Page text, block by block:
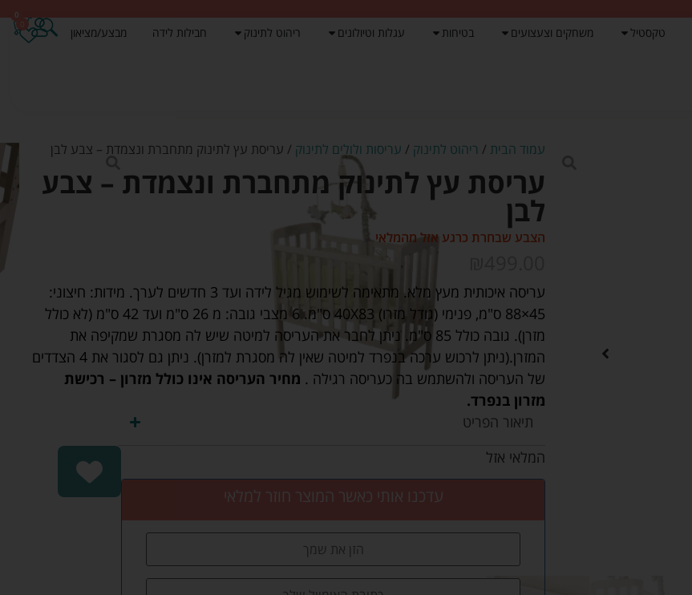
טקסטיל משחקים וצעצועים בטיחות עגלות וטיולונים ריהוט לתינוק חבילות לידה מבצע/מציאון
0
עמוד הבית / ריהוט לתינוק / עריסות ולולים לתינוק / עריסת עץ לתינוק מתחברת ונצמדת – צבע לבן
עריסת עץ לתינוק מתחברת ונצמדת – צבע
לבן
הצבע שבחרת כרגע אזל מהמלאי
עריסה איכותית מעץ מלא. מתאימה לשימוש מגיל לידה ועד 3 חדשים לערך. מידות: חיצוני:
45×88 ס"מ, פנימי (גודל מזרו) 40X83 ס"מ. 6 מצבי גובה: מ 26 ס"מ ועד 42 ס"מ (לא כולל
מזרן). גובה כולל 85 ס"מ. ניתן לחבר את העריסה למיטה שיש לה מסגרת שמקיפה את
המזרן.(ניתן לרכוש ערכה בנפרד למיטה שאין לה מסגרת למזרן). ניתן גם לסגור את 4 הצדדים
של העריסה ולהשתמש בה כעריסה רגילה . מחיר העריסה אינו כולל מזרון – רכישת
מזרון בנפרד.
תיאור הפריט
המלאי אזל
עדכנו אותי כאשר המוצר חוזר למלאי